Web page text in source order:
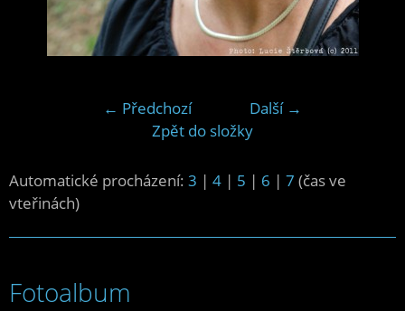
← Předchozí
Další →
Zpět do složky
Automatické procházení: 3 | 4 | 5 | 6 | 7 (čas ve
vteřinách)
Fotoalbum